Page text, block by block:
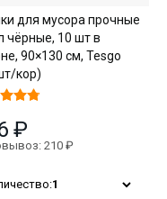
для мусора прочные
чёрные, 10 шт в
90×130 см, Tesgo
кор)
₽
210 ₽
1